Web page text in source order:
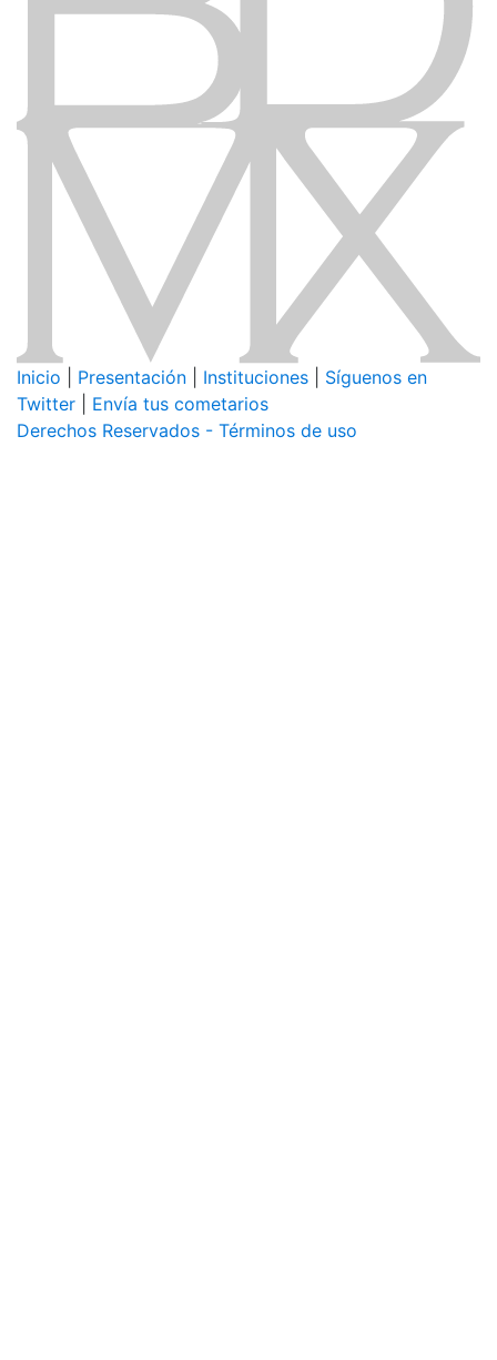
Inicio Presentación Instituciones
Síguenos en
Twitter
Envía tus cometarios
Derechos Reservados - Términos de uso